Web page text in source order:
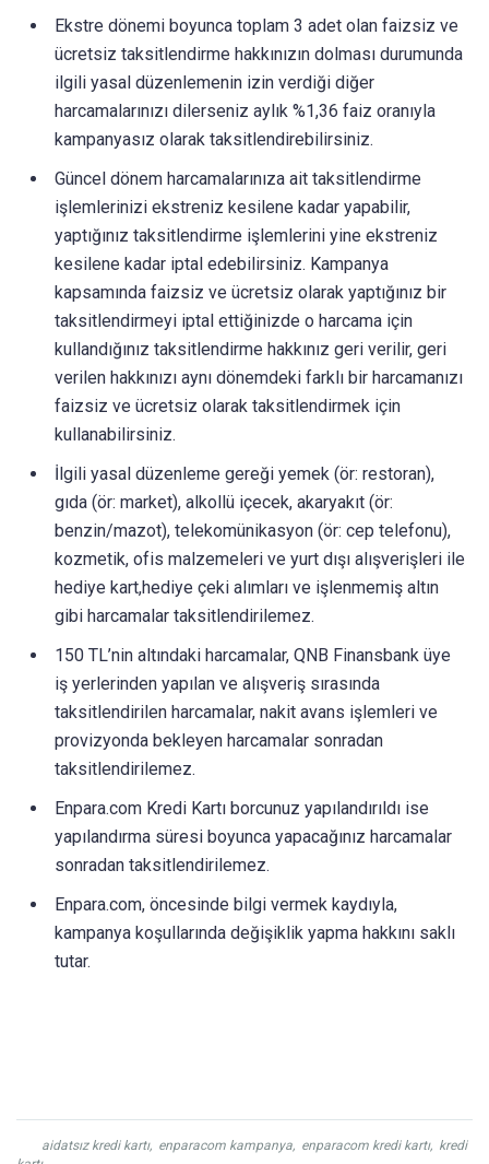
Ekstre dönemi boyunca toplam 3 adet olan faizsiz ve
ücretsiz taksitlendirme hakkınızın dolması durumunda
ilgili yasal düzenlemenin izin verdiği diğer
harcamalarınızı dilerseniz aylık %1,36 faiz oranıyla
kampanyasız olarak taksitlendirebilirsiniz.
Güncel dönem harcamalarınıza ait taksitlendirme
işlemlerinizi ekstreniz kesilene kadar yapabilir,
yaptığınız taksitlendirme işlemlerini yine ekstreniz
kesilene kadar iptal edebilirsiniz. Kampanya
kapsamında faizsiz ve ücretsiz olarak yaptığınız bir
taksitlendirmeyi iptal ettiğinizde o harcama için
kullandığınız taksitlendirme hakkınız geri verilir, geri
verilen hakkınızı aynı dönemdeki farklı bir harcamanızı
faizsiz ve ücretsiz olarak taksitlendirmek için
kullanabilirsiniz.
İlgili yasal düzenleme gereği yemek (ör: restoran),
gıda (ör: market), alkollü içecek, akaryakıt (ör:
benzin/mazot), telekomünikasyon (ör: cep telefonu),
kozmetik, ofis malzemeleri ve yurt dışı alışverişleri ile
hediye kart,hediye çeki alımları ve işlenmemiş altın
gibi harcamalar taksitlendirilemez.
150 TL’nin altındaki harcamalar, QNB Finansbank üye
iş yerlerinden yapılan ve alışveriş sırasında
taksitlendirilen harcamalar, nakit avans işlemleri ve
provizyonda bekleyen harcamalar sonradan
taksitlendirilemez.
Enpara.com Kredi Kartı borcunuz yapılandırıldı ise
yapılandırma süresi boyunca yapacağınız harcamalar
sonradan taksitlendirilemez.
Enpara.com, öncesinde bilgi vermek kaydıyla,
kampanya koşullarında değişiklik yapma hakkını saklı
tutar.
aidatsız kredi kartı, enparacom kampanya, enparacom kredi kartı, kredi